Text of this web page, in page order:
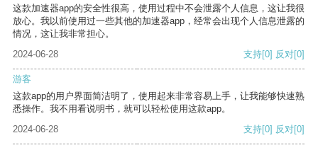
这款加速器app的安全性很高，使用过程中不会泄露个人信息，这让我很
放心。我以前使用过一些其他的加速器app，经常会出现个人信息泄露的
情况，这让我非常担心。
2024-06-28
支持[0] 反对[0]
游客
这款app的用户界面简洁明了，使用起来非常容易上手，让我能够快速熟
悉操作。我不用看说明书，就可以轻松使用这款app。
2024-06-28
支持[0] 反对[0]